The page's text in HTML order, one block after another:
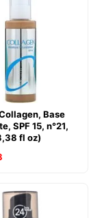
Base
SPF 15, n°21,
fl oz)